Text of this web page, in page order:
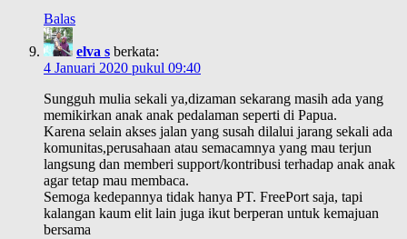
Balas
elva s berkata:
4 Januari 2020 pukul 09:40
Sungguh mulia sekali ya,dizaman sekarang masih ada yang
memikirkan anak anak pedalaman seperti di Papua.
Karena selain akses jalan yang susah dilalui jarang sekali ada
komunitas,perusahaan atau semacamnya yang mau terjun
langsung dan memberi support/kontribusi terhadap anak anak
agar tetap mau membaca.
Semoga kedepannya tidak hanya PT. FreePort saja, tapi
kalangan kaum elit lain juga ikut berperan untuk kemajuan
bersama